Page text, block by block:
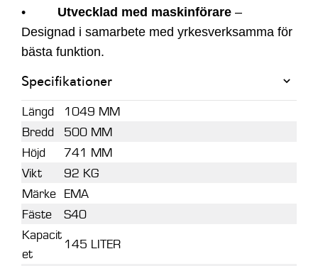
•
Utvecklad med maskinförare –
Designad i samarbete med yrkesverksamma för
bästa funktion.
Specifikationer
Längd
1049 MM
Bredd
500 MM
Höjd
741 MM
Vikt
92 KG
Märke EMA
Fäste
S40
Kapacit
et
145 LITER